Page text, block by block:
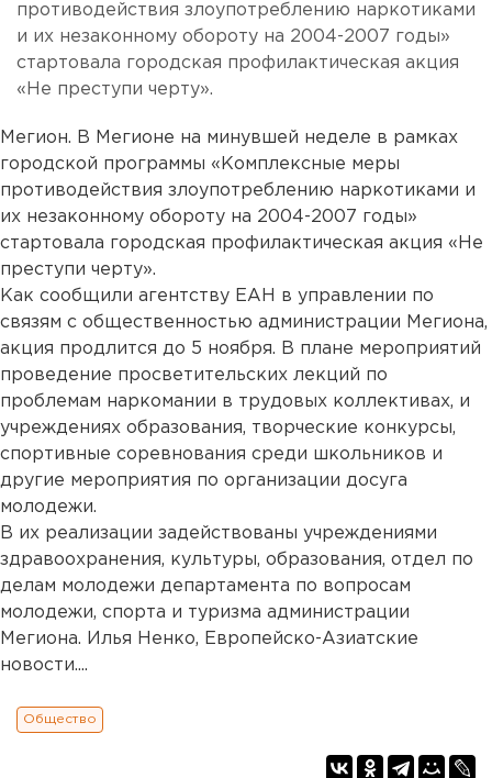
противодействия злоупотреблению наркотиками
и их незаконному обороту на 2004-2007 годы»
стартовала городская профилактическая акция
«Не преступи черту».
Мегион. В Мегионе на минувшей неделе в рамках
городской программы «Комплексные меры
противодействия злоупотреблению наркотиками и
их незаконному обороту на 2004-2007 годы»
стартовала городская профилактическая акция «Не
преступи черту».
Как сообщили агентству ЕАН в управлении по
связям с общественностью администрации Мегиона,
акция продлится до 5 ноября. В плане мероприятий
проведение просветительских лекций по
проблемам наркомании в трудовых коллективах, и
учреждениях образования, творческие конкурсы,
спортивные соревнования среди школьников и
другие мероприятия по организации досуга
молодежи.
В их реализации задействованы учреждениями
здравоохранения, культуры, образования, отдел по
делам молодежи департамента по вопросам
молодежи, спорта и туризма администрации
Мегиона. Илья Ненко, Европейско-Азиатские
новости....
Общество